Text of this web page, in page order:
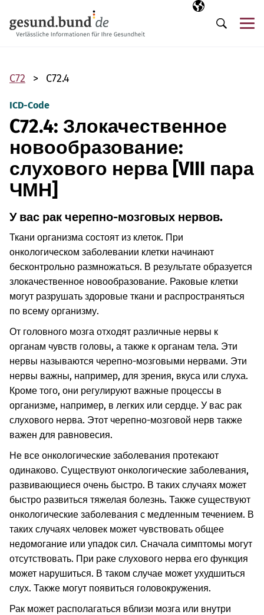
Выбранный
RU
Поиск
C72 C72.4
ICD-Code
C72.4: Злокачественное
новообразование:
слухового нерва [VIII пара
ЧМН]
У вас рак черепно-мозговых нервов.
Ткани организма состоят из клеток. При
онкологическом заболевании клетки начинают
бесконтрольно размножаться. В результате образуется
злокачественное новообразование. Раковые клетки
могут разрушать здоровые ткани и распространяться
по всему организму.
От головного мозга отходят различные нервы к
органам чувств головы, а также к органам тела. Эти
нервы называются черепно-мозговыми нервами. Эти
нервы важны, например, для зрения, вкуса или слуха.
Кроме того, они регулируют важные процессы в
организме, например, в легких или сердце. У вас рак
слухового нерва. Этот черепно-мозговой нерв также
важен для равновесия.
Не все онкологические заболевания протекают
одинаково. Существуют онкологические заболевания,
развивающиеся очень быстро. В таких случаях может
быстро развиться тяжелая болезнь. Также существуют
онкологические заболевания с медленным течением. В
таких случаях человек может чувствовать общее
недомогание или упадок сил. Сначала симптомы могут
отсутствовать. При раке слухового нерва его функция
может нарушиться. В таком случае может ухудшиться
слух. Также могут появиться головокружения.
Рак может располагаться вблизи мозга или внутри